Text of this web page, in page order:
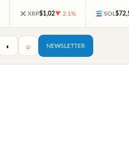
XRP$1,02▼ 2,1% SOL
◐ ⌕ NEWSLETTER